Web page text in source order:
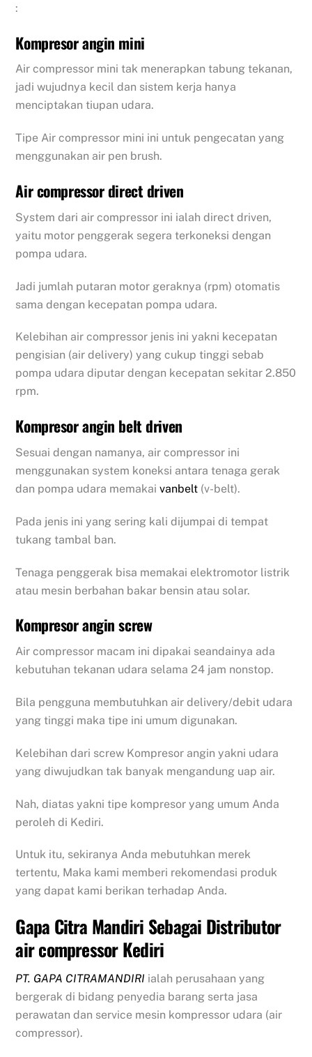
:
Kompresor angin mini
Air compressor mini tak menerapkan tabung tekanan,
jadi wujudnya kecil dan sistem kerja hanya
menciptakan tiupan udara.
Tipe Air compressor mini ini untuk pengecatan yang
menggunakan air pen brush.
Air compressor direct driven
System dari air compressor ini ialah direct driven,
yaitu motor penggerak segera terkoneksi dengan
pompa udara.
Jadi jumlah putaran motor geraknya (rpm) otomatis
sama dengan kecepatan pompa udara.
Kelebihan air compressor jenis ini yakni kecepatan
pengisian (air delivery) yang cukup tinggi sebab
pompa udara diputar dengan kecepatan sekitar 2.850
rpm.
Kompresor angin belt driven
Sesuai dengan namanya, air compressor ini
menggunakan system koneksi antara tenaga gerak
dan pompa udara memakaivanbelt (v-belt).
Pada jenis ini yang sering kali dijumpai di tempat
tukang tambal ban.
Tenaga penggerak bisa memakai elektromotor listrik
atau mesin berbahan bakar bensin atau solar.
Kompresor angin screw
Air compressor macam ini dipakai seandainya ada
kebutuhan tekanan udara selama 24 jam nonstop.
Bila pengguna membutuhkan air delivery/debit udara
yang tinggi maka tipe ini umum digunakan.
Kelebihan dari screw Kompresor angin yakni udara
yang diwujudkan tak banyak mengandung uap air.
Nah, diatas yakni tipe kompresor yang umum Anda
peroleh di Kediri.
Untuk itu, sekiranya Anda mebutuhkan merek
tertentu, Maka kami memberi rekomendasi produk
yang dapat kami berikan terhadap Anda.
Gapa Citra Mandiri Sebagai Distributor
air compressor Kediri
PT. GAPA CITRAMANDIRI ialah perusahaan yang
bergerak di bidang penyedia barang serta jasa
perawatan dan service mesin kompressor udara (air
compressor).